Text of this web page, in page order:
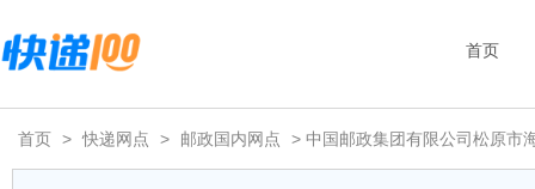
首页
首页 > 快递网点 > 邮政国内网点 > 中国邮政集团有限公司松原市